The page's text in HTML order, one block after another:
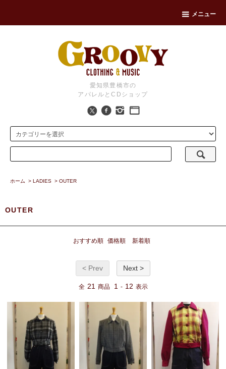
メニュー
愛知県豊橋市の
アパレルとCDショップ
ホーム > LADIES > OUTER
OUTER
おすすめ順 価格順 新着順
< Prev Next >
全 21 商品 1 - 12 表示